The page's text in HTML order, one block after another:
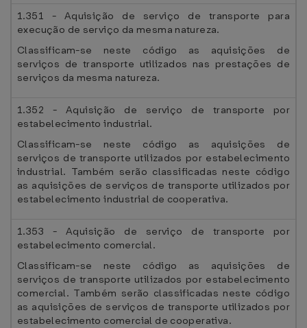
1.351 - Aquisição de serviço de transporte para
execução de serviço da mesma natureza.
Classificam-se neste código as aquisições de
serviços de transporte utilizados nas prestações de
serviços da mesma natureza.
1.352 - Aquisição de serviço de transporte por
estabelecimento industrial.
Classificam-se neste código as aquisições de
serviços de transporte utilizados por estabelecimento
industrial. Também serão classificadas neste código
as aquisições de serviços de transporte utilizados por
estabelecimento industrial de cooperativa.
1.353 - Aquisição de serviço de transporte por
estabelecimento comercial.
Classificam-se neste código as aquisições de
serviços de transporte utilizados por estabelecimento
comercial. Também serão classificadas neste código
as aquisições de serviços de transporte utilizados por
estabelecimento comercial de cooperativa.